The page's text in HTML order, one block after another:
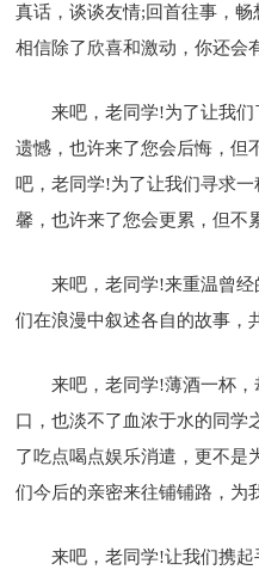
真话，谈谈友情;回首往事，
相信除了欣喜和激动，你还会
来吧，老同学!为了让我
遗憾，也许来了您会后悔，但
吧，老同学!为了让我们寻求
馨，也许来了您会更累，但不
来吧，老同学!来重温曾
们在浪漫中叙述各自的故事，
来吧，老同学!薄酒一杯
口，也淡不了血浓于水的同学
了吃点喝点娱乐消遣，更不是
们今后的亲密来往铺铺路，
来吧，老同学!让我们携